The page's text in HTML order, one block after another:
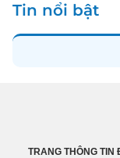
Tin nổi bật
TRANG THÔNG TIN